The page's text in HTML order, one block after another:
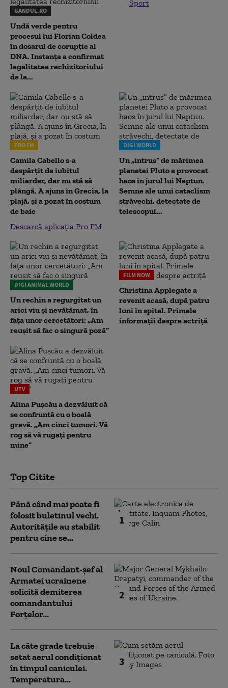
GANDUL.RO
Undă verde pentru
procesul lui Florian Coldea
în dosarul de corupție al
DNA. Instanța a confirmat
legalitatea rechizitoriului
de la...
Sport
PRO FM
Camila Cabello s-a
despărțit de iubitul
miliardar, dar nu stă să
plângă. A ajuns în Grecia, la
plajă, și a pozat în costum
de baie
Descarcă aplicația Pro FM
DIGI WORLD
Un „intrus” de mărimea
planetei Pluto a provocat
haos în jurul lui Neptun.
Semne ale unui cataclism
străvechi, detectate de
telescopul...
DIGI ANIMAL WORLD
Un rechin a regurgitat un
arici viu și nevătămat, în
fața unor cercetători: „Am
reușit să fac o singură poză”
FILM NOW
Christina Applegate a
revenit acasă, după patru
luni în spital. Primele
informații despre actriță
UTV
Alina Pușcău a dezvăluit că
se confruntă cu o boală
gravă. „Am cinci tumori. Vă
rog să vă rugați pentru
mine”
Top Citite
1
Până când mai poate fi
folosit buletinul vechi.
Autoritățile au stabilit
pentru cine se...
2
Noul Comandant-șef al
Armatei ucrainene
solicită demiterea
comandantului
Forțelor...
3
La câte grade trebuie
setat aerul condiționat
în timpul caniculei.
Temperatura...